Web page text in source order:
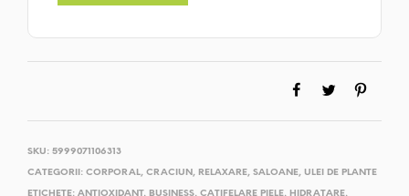
SKU: 5999071106313
CATEGORII: CORPORAL, CRACIUN , RELAXARE, SALOANE, ULEI DE PLANTE
ETICHETE: ANTIOXIDANT, BUSINESS, CATIFELARE PIELE, HIDRATARE,